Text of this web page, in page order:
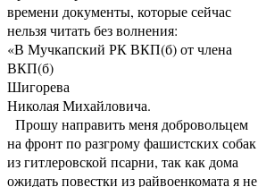
времени документы, которые сейчас
нельзя читать без волнения:
«В Мучкапский РК ВКП(б) от члена
ВКП(б)
Шигорева
Николая Михайловича.
Прошу направить меня добровольцем
на фронт по разгрому фашистских собак
из гитлеровской псарни, так как дома
ожидать повестки из райвоенкомата я не